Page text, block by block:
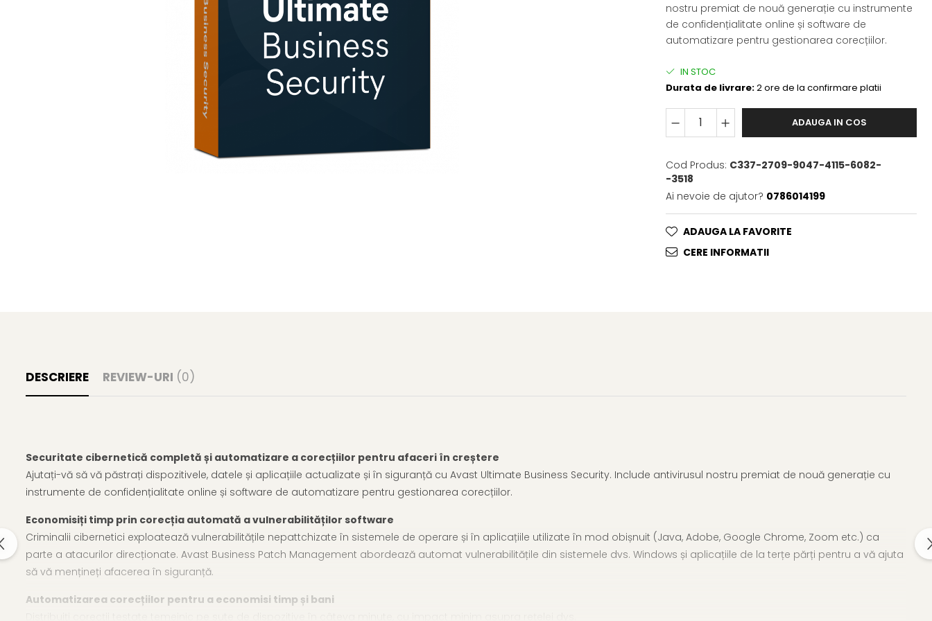
nostru premiat de nouă generație cu instrumente
de confidențialitate online și software de
automatizare pentru gestionarea corecțiilor.
IN STOC
Durata de livrare:2 ore de la confirmare platii
ADAUGA IN COS
Cod Produs: C337-2709-9047-4115-6082-
-3518
Ai nevoie de ajutor? 0786014199
ADAUGA LA FAVORITE
CERE INFORMATII
DESCRIERE REVIEW-URI (0)
Securitate cibernetică completă și automatizare a corecțiilor pentru afaceri în creștere
Ajutați-vă să vă păstrați dispozitivele, datele și aplicațiile actualizate și în siguranță cu Avast Ultimate Business Security. Include antivirusul nostru premiat de nouă generație cu
instrumente de confidențialitate online și software de automatizare pentru gestionarea corecțiilor.
Economisiți timp prin corecția automată a vulnerabilităților software
Criminalii cibernetici exploatează vulnerabilitățile nepattchizate în sistemele de operare și în aplicațiile utilizate în mod obișnuit (Java, Adobe, Google Chrome, Zoom etc.) ca
parte a atacurilor direcționate. Avast Business Patch Management abordează automat vulnerabilitățile din sistemele dvs. Windows și aplicațiile de la terțe părți pentru a vă ajuta
să vă mențineți afacerea în siguranță.
Automatizarea corecțiilor pentru a economisi timp și bani